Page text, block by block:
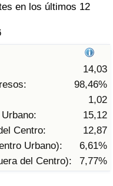
en los últimos 12
14,03
98,46%
1,02
15,12
Centro:
12,87
Urbano):
6,61%
del Centro):
7,77%